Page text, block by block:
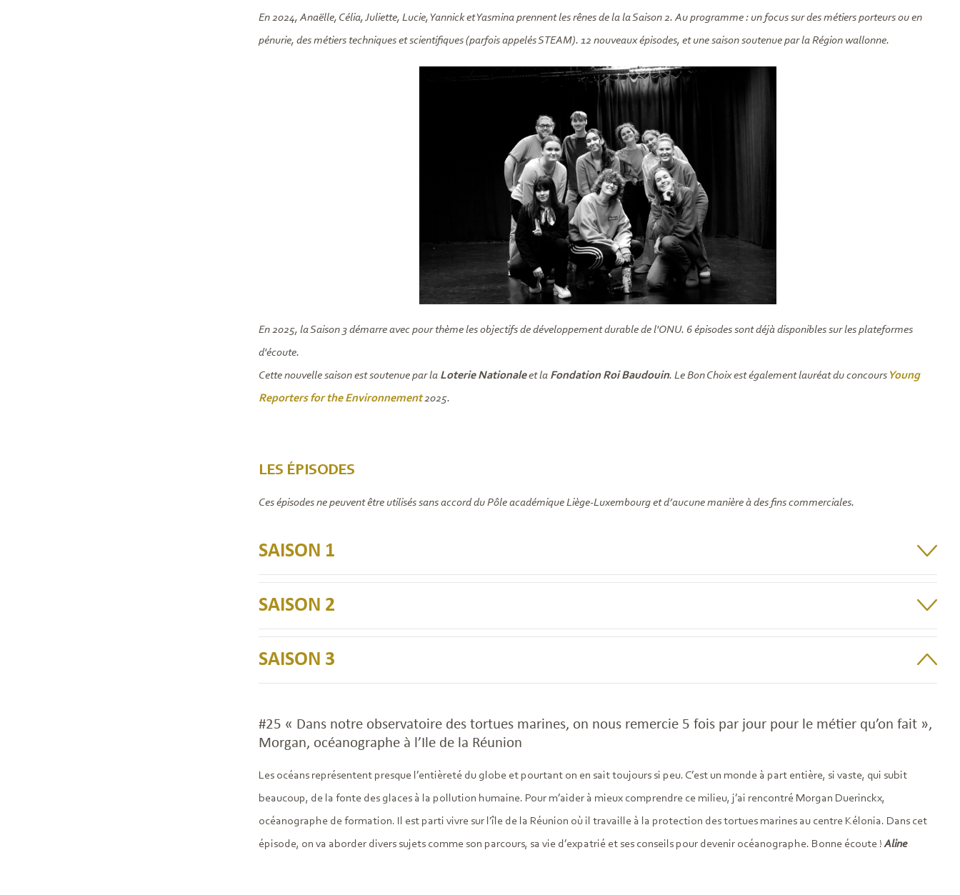
En 2024, Anaëlle, Célia, Juliette, Lucie, Yannick et Yasmina prennent les rênes de la la Saison 2. Au programme : un focus sur des métiers porteurs ou en
pénurie, des métiers techniques et scientifiques (parfois appelés STEAM). 12 nouveaux épisodes, et une saison soutenue par la Région wallonne.
En 2025, la Saison 3 démarre avec pour thème les objectifs de développement durable de l'ONU. 6 épisodes sont déjà disponibles sur les plateformes
d'écoute.
Cette nouvelle saison est soutenue par la Loterie Nationaleet la Fondation Roi Baudouin. Le Bon Choix est également lauréat du concours Young
Reporters for the Environnement 2025.
LES ÉPISODES
Ces épisodes ne peuvent être utilisés sans accord du Pôle académique Liège-Luxembourg et d’aucune manière à des fins commerciales.
SAISON 1
SAISON 2
SAISON 3
#25 « Dans notre observatoire des tortues marines, on nous remercie 5 fois par jour pour le métier qu’on fait »,
Morgan, océanographe à l’Ile de la Réunion
Les océans représentent presque l’entièreté du globe et pourtant on en sait toujours si peu. C’est un monde à part entière, si vaste, qui subit
beaucoup, de la fonte des glaces à la pollution humaine. Pour m’aider à mieux comprendre ce milieu, j’ai rencontré Morgan Duerinckx,
océanographe de formation. Il est parti vivre sur l'île de la Réunion où il travaille à la protection des tortues marines au centre Kélonia. Dans cet
épisode, on va aborder divers sujets comme son parcours, sa vie d’expatrié et ses conseils pour devenir océanographe. Bonne écoute !Aline